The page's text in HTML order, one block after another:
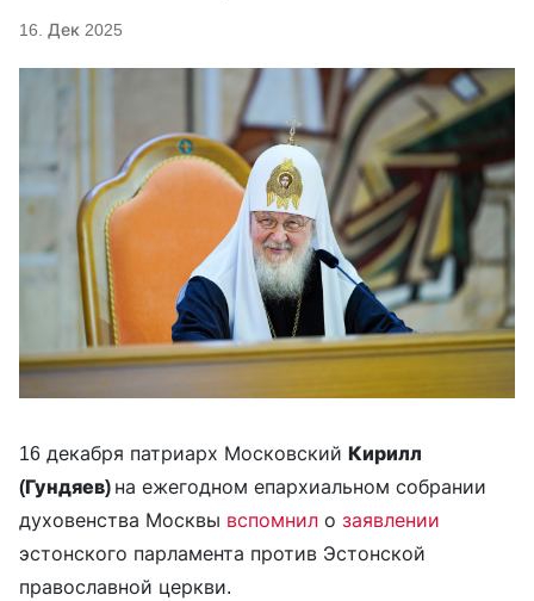
16. Дек 2025
16 декабря патриарх Московский Кирилл
(Гундяев) на ежегодном епархиальном собрании
духовенства Москвы вспомнил о заявлении
эстонского парламента против Эстонской
православной церкви.